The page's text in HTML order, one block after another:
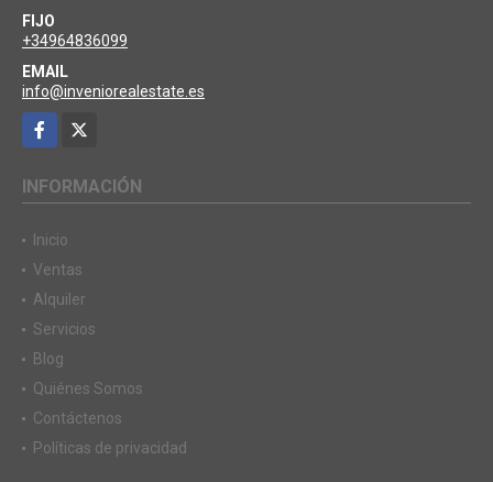
FIJO
+34964836099
EMAIL
info@inveniorealestate.es
Facebook
INFORMACIÓN
Inicio
Ventas
Alquiler
Servicios
Blog
Quiénes Somos
Contáctenos
Políticas de privacidad